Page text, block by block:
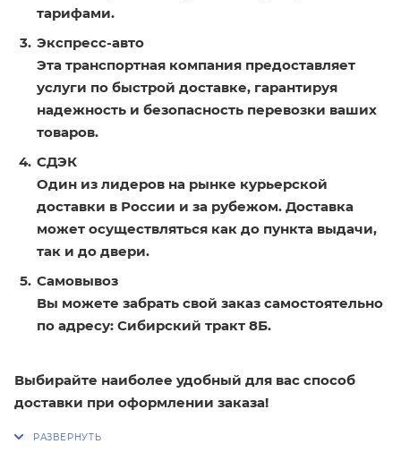
тарифами.
Экспресс-авто
Эта транспортная компания предоставляет
услуги по быстрой доставке, гарантируя
надежность и безопасность перевозки ваших
товаров.
СДЭК
Один из лидеров на рынке курьерской
доставки в России и за рубежом. Доставка
может осуществляться как до пункта выдачи,
так и до двери.
Самовывоз
Вы можете забрать свой заказ самостоятельно
по адресу: Сибирский тракт 8Б.
Выбирайте наиболее удобный для вас способ
доставки при оформлении заказа!